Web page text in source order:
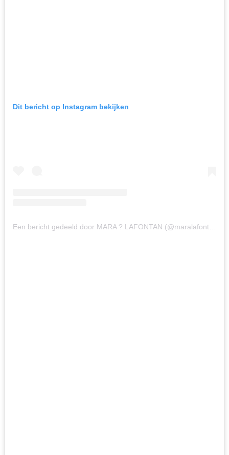
Dit bericht op Instagram bekijken